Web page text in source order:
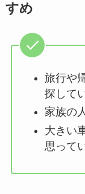
すめ
旅行や
探して
家族の
大きい
思って